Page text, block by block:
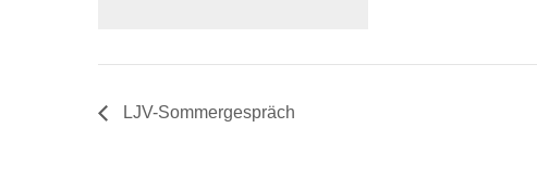
LJV-Sommergespräch